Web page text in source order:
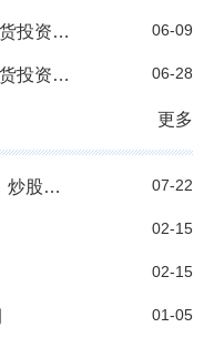
2022-2023年度上海辖区省级证券期货投资者教育基地考核结果 06-09
2021-2022年度上海辖区省级证券期货投资者教育基地考核结果 06-28
更多
普法在线 | 花费近3万购买投顾服务，炒股亏损近20万，服务费能退吗？ 07-22
02-15
02-15
01-05